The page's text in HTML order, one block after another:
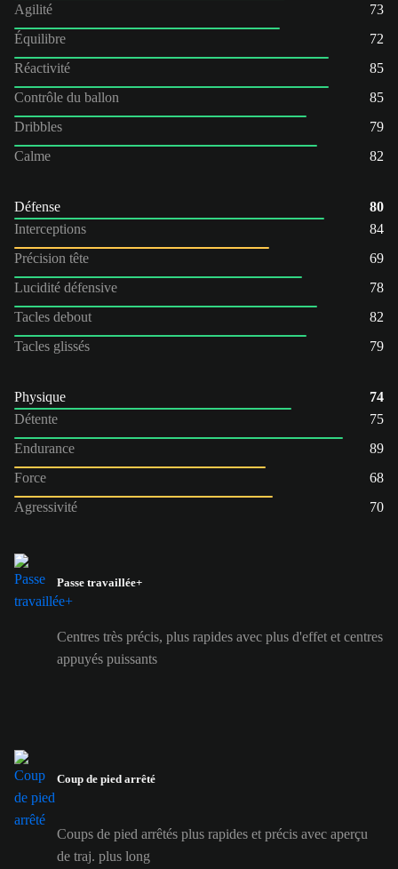
Agilité
73
Équilibre
72
Réactivité
85
Contrôle du ballon
85
Dribbles
79
Calme
82
Défense
80
Interceptions
84
Précision tête
69
Lucidité défensive
78
Tacles debout
82
Tacles glissés
79
Physique
74
Détente
75
Endurance
89
Force
68
Agressivité
70
Passe travaillée+
Centres très précis, plus rapides avec plus d'effet et centres
appuyés puissants
Coup de pied arrêté
Coups de pied arrêtés plus rapides et précis avec aperçu
de traj. plus long